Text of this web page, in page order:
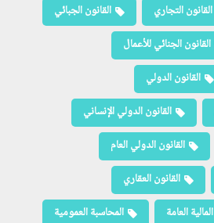
القانون التجاري
القانون الجبائي
القانون الجنائي للأعمال
القانون الدولي
القانون الدولي الإنساني
القانون الدولي العام
القانون العقاري
المالية العامة
المحاسبة العمومية